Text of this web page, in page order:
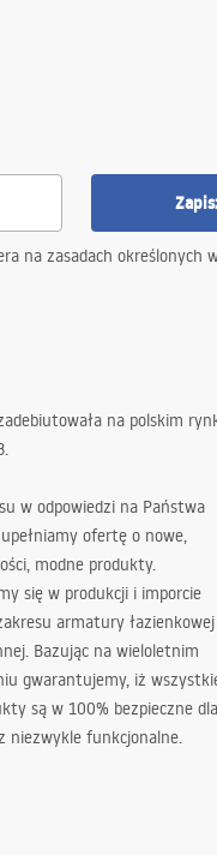
na zasadach określonych
na polskim
w odpowiedzi na Państwa
ofertę o nowe,
modne produkty.
się w produkcji i imporcie
armatury łazienkowej
Bazując na wieloletnim
gwarantujemy, iż
są w 100% bezpieczne dla
niezwykle funkcjonalne.